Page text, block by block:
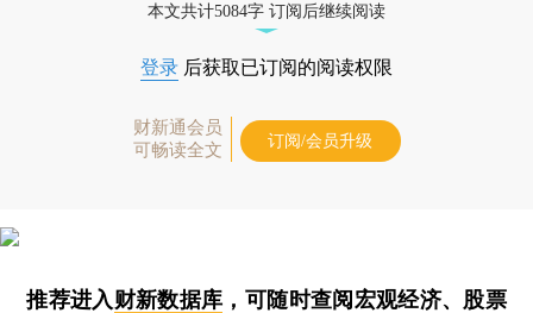
本文共计5084字 订阅后继续阅读
登录 后获取已订阅的阅读权限
财新通会员
可畅读全文
订阅/会员升级
推荐进入财新数据库 ，可随时查阅宏观经济、股票